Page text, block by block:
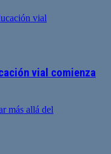
vial comienza